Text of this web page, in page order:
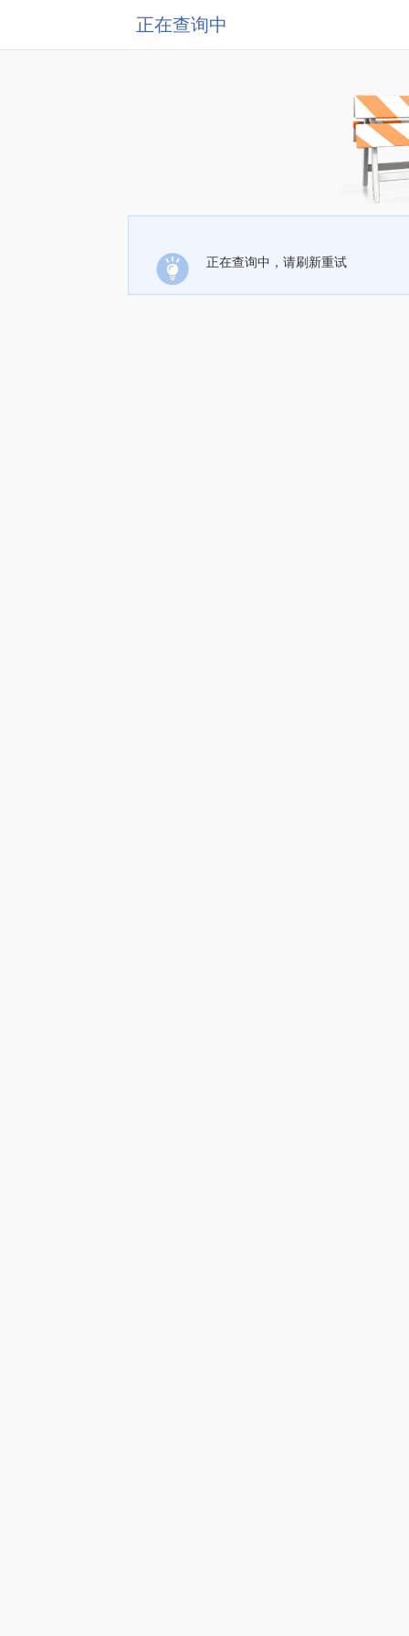
正在查询中
正在查询中，请刷新重试